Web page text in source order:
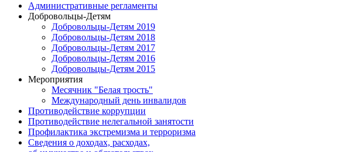
Административные регламенты
Добровольцы-Детям
Добровольцы-Детям 2019
Добровольцы-Детям 2018
Добровольцы-Детям 2017
Добровольцы-Детям 2016
Добровольцы-Детям 2015
Мероприятия
Месячник "Белая трость"
Международный день инвалидов
Противодействие коррупции
Противодействие нелегальной занятости
Профилактика экстремизма и терроризма
Сведения о доходах, расходах,